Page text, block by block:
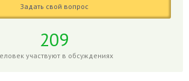
Задать свой вопрос
209
участвуют в обсуждениях